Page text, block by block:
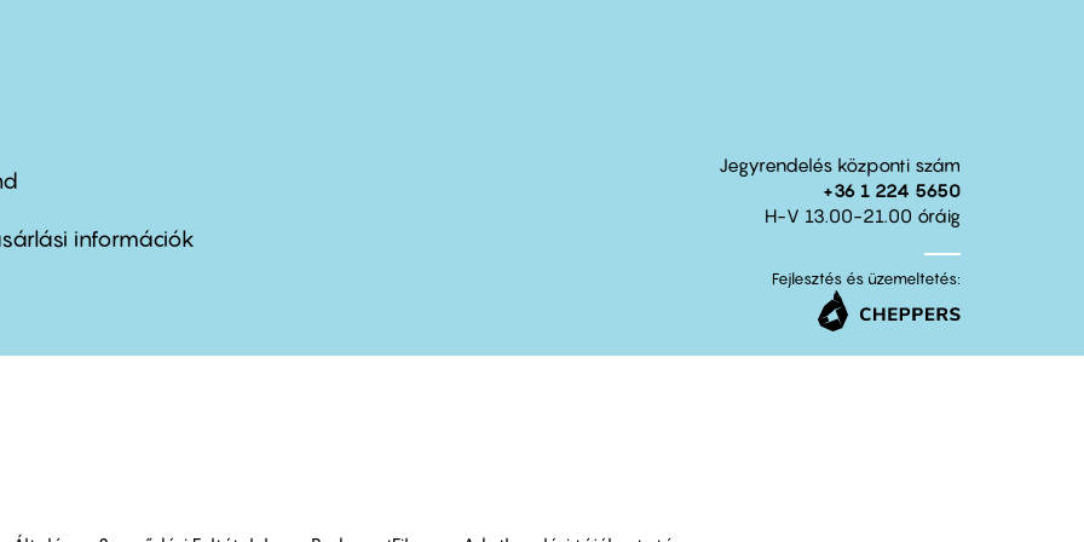
információk
Jegyrendelés központi szám
+36 1 224 5650
H-V 13.00-21.00 óráig
Fejlesztés és üzemeltetés: